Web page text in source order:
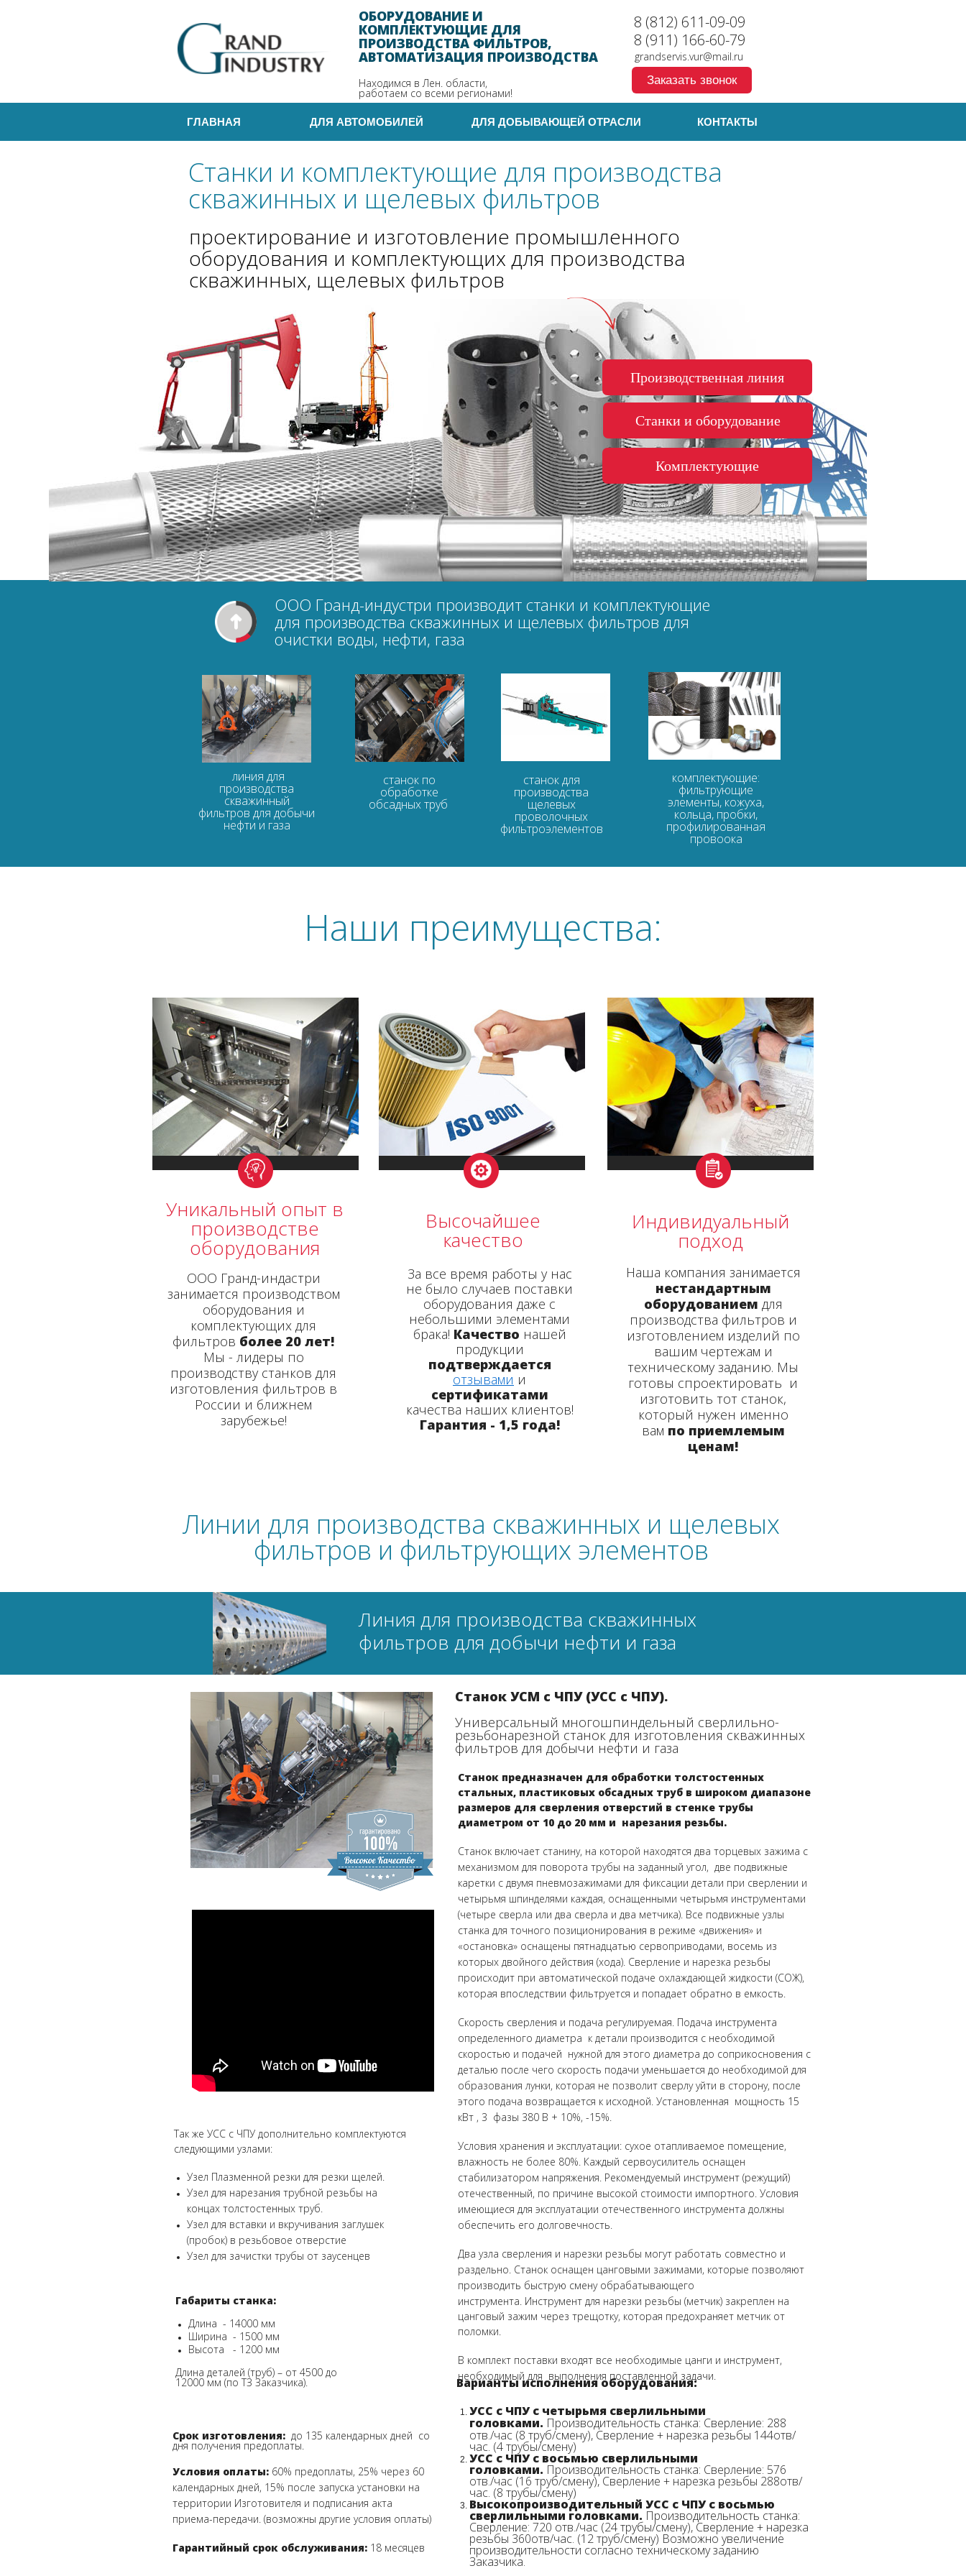
Станок УСМ с ЧПУ (УСС с ЧПУ).
Универсальный многошпиндельный сверлильно-
резьбонарезной станок для изготовления скважинных
фильтров для добычи нефти и газа
Так же УСС с ЧПУ дополнительно комплектуются
следующими узлами:
Узел Плазменной резки для резки щелей.
Узел для нарезания трубной резьбы на
концах толстостенных труб.
Узел для вставки и вкручивания заглушек
(пробок) в резьбовое отверстие
Узел для зачистки трубы от заусенцев
Срок изготовления: до 135 календарных дней со
дня получения предоплаты.
Условия оплаты: 60% предоплаты, 25% через 60
календарных дней, 15% после запуска установки на
территории Изготовителя и подписания акта
приема-передачи. (возможны другие условия оплаты)
Гарантийный срок обслуживания: 18 месяцев
Габариты станка:
Длина - 14000 мм
Ширина - 1500 мм
Высота - 1200 мм
Длина деталей (труб) – от 4500 до
12000 мм (по ТЗ Заказчика).
8 (911) 166-60-79
ОБОРУДОВАНИЕ И
КОМПЛЕКТУЮЩИЕ ДЛЯ
ПРОИЗВОДСТВА ФИЛЬТРОВ,
АВТОМАТИЗАЦИЯ ПРОИЗВОДСТВА
8 (812) 611-09-09
Варианты исполнения оборудования:
УСС с ЧПУ с четырьмя сверлильными
головками. Производительность станка: Сверление: 288
отв./час (8 труб/смену), Сверление + нарезка резьбы 144отв/
час. (4 трубы/смену)
УСС с ЧПУ с восьмью сверлильными
головками. Производительность станка: Сверление: 576
отв./час (16 труб/смену), Сверление + нарезка резьбы 288отв/
час. (8 трубы/смену)
Высокопроизводительный УСС с ЧПУ с восьмью
сверлильными головками. Производительность станка:
Сверление: 720 отв./час (24 трубы/смену), Сверление + нарезка
резьбы 360отв/час. (12 труб/смену) Возможно увеличение
производительности согласно техническому заданию
Заказчика.
Станок предназначен для обработки толстостенных
стальных, пластиковых обсадных труб в широком диапазоне
размеров для сверления отверстий в стенке трубы
диаметром от 10 до 20 мм и нарезания резьбы.
Станок включает станину, на которой находятся два торцевых зажима с
механизмом для поворота трубы на заданный угол, две подвижные
каретки с двумя пневмозажимами для фиксации детали при сверлении и
четырьмя шпинделями каждая, оснащенными четырьмя инструментами
(четыре сверла или два сверла и два метчика). Все подвижные узлы
станка для точного позиционирования в режиме «движения» и
«остановка» оснащены пятнадцатью сервоприводами, восемь из
которых двойного действия (хода). Сверление и нарезка резьбы
происходит при автоматической подаче охлаждающей жидкости (СОЖ),
которая впоследствии фильтруется и попадает обратно в емкость.
Скорость сверления и подача регулируемая. Подача инструмента
определенного диаметра к детали производится с необходимой
скоростью и подачей нужной для этого диаметра до соприкосновения с
деталью после чего скорость подачи уменьшается до необходимой для
образования лунки, которая не позволит сверлу уйти в сторону, после
этого подача возвращается к исходной. Установленная мощность 15
кВт , 3 фазы 380 В + 10%, -15%.
Условия хранения и эксплуатации: сухое отапливаемое помещение,
влажность не более 80%. Каждый сервоусилитель оснащен
стабилизатором напряжения. Рекомендуемый инструмент (режущий)
отечественный, по причине высокой стоимости импортного. Условия
имеющиеся для эксплуатации отечественного инструмента должны
обеспечить его долговечность.
Два узла сверления и нарезки резьбы могут работать совместно и
раздельно. Станок оснащен цанговыми зажимами, которые позволяют
производить быструю смену обрабатывающего
инструмента. Инструмент для нарезки резьбы (метчик) закреплен на
цанговый зажим через трещотку, которая предохраняет метчик от
поломки.
В комплект поставки входят все необходимые цанги и инструмент,
необходимый для выполнения поставленной задачи.
Линии для производства скважинных и щелевых
фильтров и фильтрующих элементов
проектирование и изготовление промышленного
оборудования и комплектующих для производства
скважинных, щелевых фильтров
линия для
производства
скважинный
фильтров для добычи
нефти и газа
комплектующие:
фильтрующие
элементы, кожуха,
кольца, пробки,
профилированная
провоока
станок для
производства
щелевых
проволочных
фильтроэлементов
станок по
обработке
обсадных труб
КОНТАКТЫ
ООО Гранд-индустри производит станки и комплектующие
для производства скважинных и щелевых фильтров для
очистки воды, нефти, газа
Находимся в Лен. области,
работаем со всеми регионами!
Линия для производства скважинных
фильтров для добычи нефти и газа
ДЛЯ АВТОМОБИЛЕЙ ДЛЯ ДОБЫВАЮЩЕЙ ОТРАСЛИ
ГЛАВНАЯ
Индивидуальный
подход
Заказать звонок
Наши преимущества:
Уникальный опыт в
производстве
оборудования
grandservis.vur@mail.ru
Высочайшее
качество
За все время работы у нас
не было случаев поставки
оборудования даже с
небольшими элементами
брака! Качество нашей
продукции
подтверждается
отзывами и
сертификатами
качества наших клиентов!
Гарантия - 1,5 года!
Комплектующие
Станки и оборудование
Производственная линия
Наша компания занимается
нестандартным
оборудованием для
производства фильтров и
изготовлением изделий по
вашим чертежам и
техническому заданию. Мы
готовы спроектировать и
изготовить тот станок,
который нужен именно
вам по приемлемым
ценам!
Станки и комплектующие для производства
скважинных и щелевых фильтров
ООО Гранд-индастри
занимается производством
оборудования и
комплектующих для
фильтров более 20 лет!
Мы - лидеры по
производству станков для
изготовления фильтров в
России и ближнем
зарубежье!